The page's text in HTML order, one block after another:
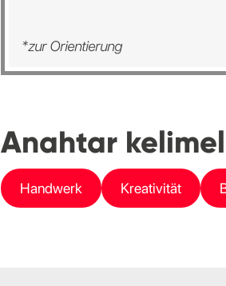
*zur Orientierung
Anahtar
Handwerk Kreativität